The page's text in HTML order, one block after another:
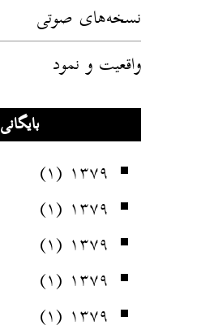
نسخه‌های صوتی
واقعیت و نمود
بایگانی
۱۳۷۹ (۱)
۱۳۷۹ (۱)
۱۳۷۹ (۱)
۱۳۷۹ (۱)
۱۳۷۹ (۱)